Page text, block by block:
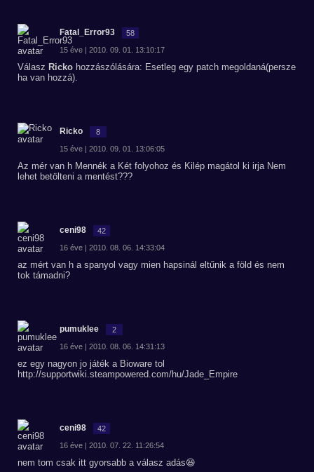
Fatal_Error93 58
15 éve | 2010. 09. 01. 13:10:17
Válasz Ricko hozzászólására: Esetleg egy patch megoldaná(persze
ha van hozzá).
Ricko 8
15 éve | 2010. 09. 01. 13:06:05
Az mér van h Mennék a Két folyohoz és Kilép magátol ki irja Nem
lehet betölteni a mentést???
ceni98 42
16 éve | 2010. 08. 06. 14:33:04
az mért van h a spanyol vagy mien hapsinál eltűnik a föld és nem
tok támadni?
pumuklee 2
16 éve | 2010. 08. 06. 14:31:13
ez egy nagyon jo játék a Bioware tol
http://supportwiki.steampowered.com/hu/Jade_Empire
ceni98 42
16 éve | 2010. 07. 22. 11:26:54
nem tom csak itt gyorsabb a válasz adás😆